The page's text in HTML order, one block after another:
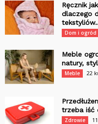
Ręcznik
dlaczego
Dom i ogród
Meble
natury,
Meble 22
trzeba iść
Zdrowie